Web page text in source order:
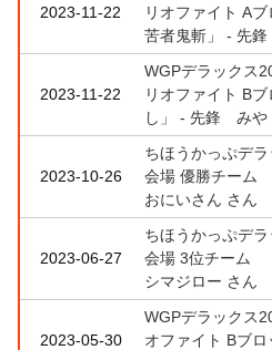
2023-11-22
リオファイト A
苦者鬼斬」 - 先
2023-11-22
WGPデラックス
リオファイト B
し」 - 先鋒 みや
2023-10-26
ちほうかっぷデ
会場 優勝チー
おにいさん さん
2023-06-27
ちほうかっぷデ
会場 3位チーム
シマジロー さん
2023-05-30
WGPデラックス
オファイト Bブ